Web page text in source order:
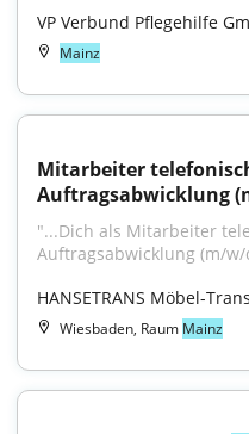
VP Verbund Pflegehilfe
Mainz
Mitarbeiter
Auftragsabwicklung
"...Dich als Mitarbeiter
Auftragsabwicklung (m/
HANSETRANS Möbel-
Wiesbaden, Raum Mainz